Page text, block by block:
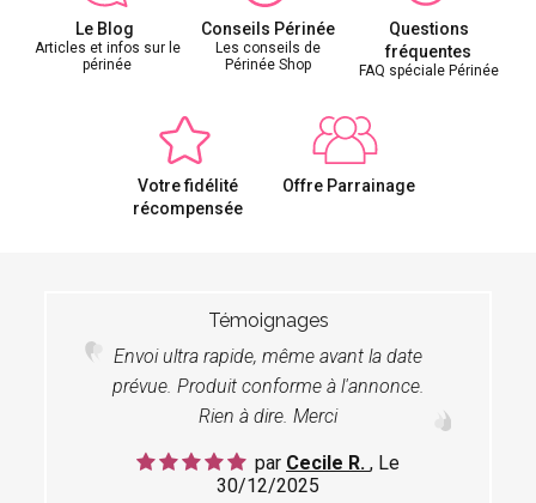
Le Blog
Articles et infos sur le
périnée
Conseils Périnée
Les conseils de
Périnée Shop
Questions
fréquentes
FAQ spéciale Périnée
Votre fidélité
récompensée
Offre Parrainage
Témoignages
Envoi ultra rapide, même avant la date
prévue. Produit conforme à l'annonce.
Rien à dire. Merci
par Cecile R. , Le
30/12/2025